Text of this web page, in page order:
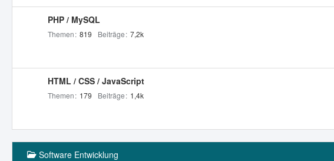
PHP / MySQL
Themen 819 Beiträge 7,2k
HTML / CSS / JavaScript
Themen 179 Beiträge 1,4k
Software Entwicklung